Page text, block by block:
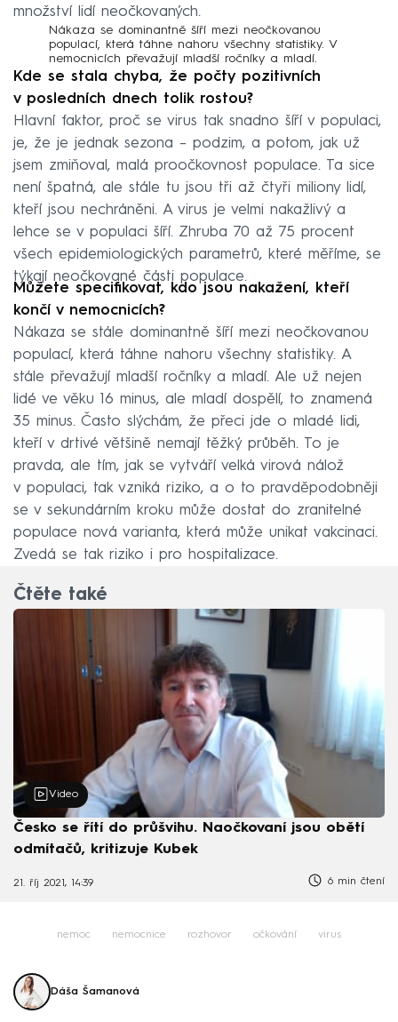
množství lidí neočkovaných.
Nákaza se dominantně šíří mezi neočkovanou
populací, která táhne nahoru všechny statistiky. V
nemocnicích převažují mladší ročníky a mladí.
Kde se stala chyba, že počty pozitivních
v posledních dnech tolik rostou?
Hlavní faktor, proč se virus tak snadno šíří v populaci,
je, že je jednak sezona – podzim, a potom, jak už
jsem zmiňoval, malá proočkovnost populace. Ta sice
není špatná, ale stále tu jsou tři až čtyři miliony lidí,
kteří jsou nechráněni. A virus je velmi nakažlivý a
lehce se v populaci šíří. Zhruba 70 až 75 procent
všech epidemiologických parametrů, které měříme, se
týkají neočkované části populace.
Můžete specifikovat, kdo jsou nakažení, kteří
končí v nemocnicích?
Nákaza se stále dominantně šíří mezi neočkovanou
populací, která táhne nahoru všechny statistiky. A
stále převažují mladší ročníky a mladí. Ale už nejen
lidé ve věku 16 minus, ale mladí dospělí, to znamená
35 minus. Často slýchám, že přeci jde o mladé lidi,
kteří v drtivé většině nemají těžký průběh. To je
pravda, ale tím, jak se vytváří velká virová nálož
v populaci, tak vzniká riziko, a o to pravděpodobněji
se v sekundárním kroku může dostat do zranitelné
populace nová varianta, která může unikat vakcinaci.
Zvedá se tak riziko i pro hospitalizace.
Čtěte také
Video
Česko se řítí do průšvihu. Naočkovaní jsou obětí
odmítačů, kritizuje Kubek
21. říj 2021, 14:39 6 min čtení
nemoc nemocnice rozhovor očkování virus
Dáša Šamanová